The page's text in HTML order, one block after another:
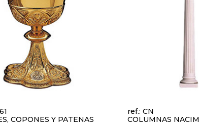
COPONES Y PATENAS
ref.: CN
COLUMNAS